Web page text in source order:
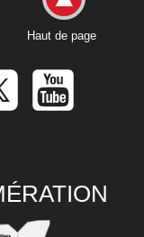
Haut de page